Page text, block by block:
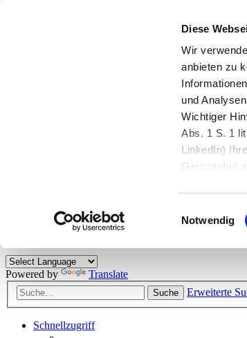
Diese
Wir
anbieten zu
und
Wichtiger
Abs. 1 S. 1
LinkedIn)
Gerichtshof
Notwendig
Herzlich willkommen!
Kunden viele nützliche Hilfestellungen und
Powered by Translate
Suche Erweiterte
Schnellzugriff